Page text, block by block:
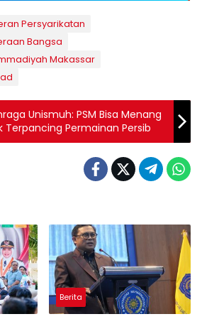
Persyarikatan
Bangsa
Makassar
Unismuh: PSM Bisa Menang
Terpancing Permainan Persib
Berita